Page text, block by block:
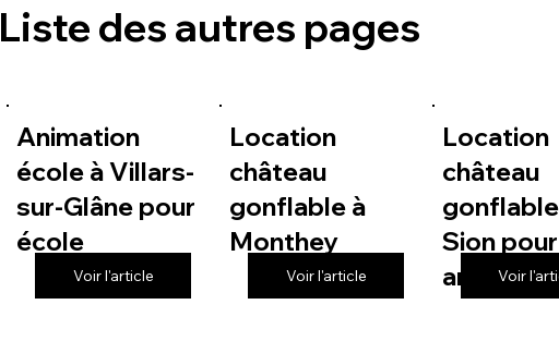
Liste des autres pages
Animation
école à Villars-
sur-Glâne pour
école
Voir l'article
Location
château
gonflable à
Monthey
Voir l'article
Location
château
Sion pour
Voir